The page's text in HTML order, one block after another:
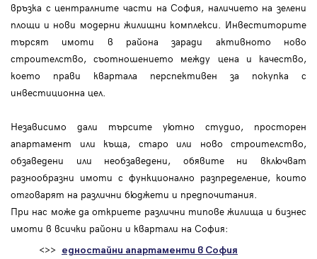
връзка с централните части на София, наличието на зелени
площи и нови модерни жилищни комплекси. Инвеститорите
търсят имоти в района заради активното ново
строителство, съотношението между цена и качество,
което прави квартала перспективен за покупка с
инвестиционна цел.
Независимо дали търсите уютно студио, просторен
апартамент или къща, старо или ново строителство,
обзаведени или необзаведени, обявите ни включват
разнообразни имоти с функционално разпределение, които
отговарят на различни бюджети и предпочитания.
При нас може да откриете различни типове жилища и бизнес
имоти в всички райони и квартали на София:
<>> едностайни апартаменти в София